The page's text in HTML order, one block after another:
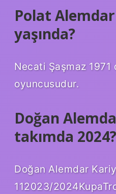
Polat
yaşında?
Necati Şaşmaz
oyuncusudur.
Doğan
takımda 2024?
Doğan Alemdar
112023/